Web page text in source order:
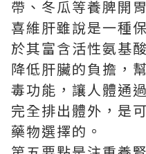
帶、冬瓜等養脾開
喜維肝雖說是一種
於其富含活性氨基
降低肝臟的負擔，
毒功能，讓人體通
完全排出體外，是
藥物選擇的。